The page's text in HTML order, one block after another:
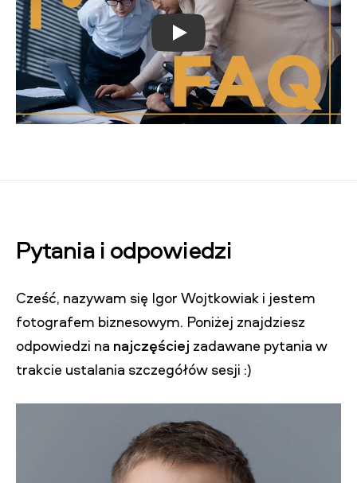
Play
Pytania i odpowiedzi
Cześć, nazywam się Igor Wojtkowiak i jestem
fotografem biznesowym. Poniżej znajdziesz
odpowiedzi na najczęściej zadawane pytania w
trakcie ustalania szczegółów sesji :)